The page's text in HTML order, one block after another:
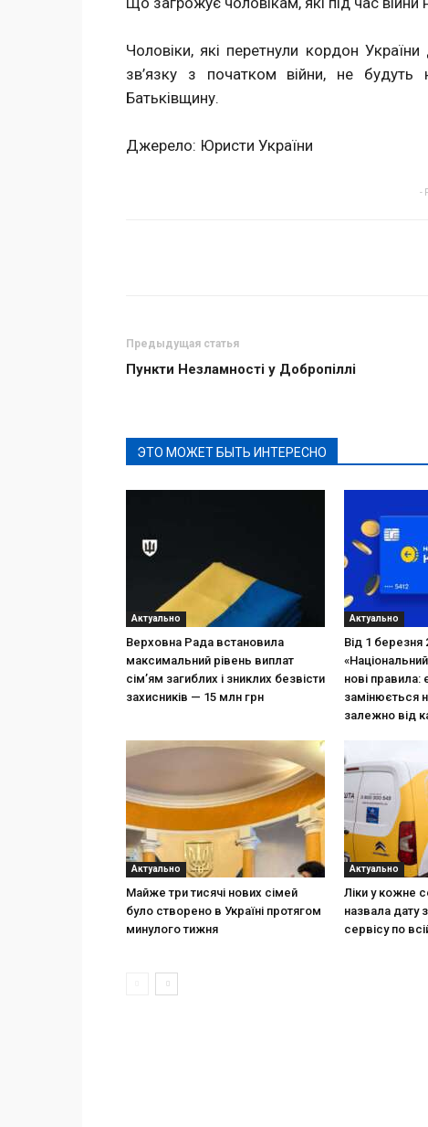
Чоловіки, які перетнули кордон
зв’язку з початком війни, не будуть
Батьківщину.
Джерело: Юристи України
-
Предыдущая статья
Пункти Незламності у Добропіллі
ЭТО МОЖЕТ БЫТЬ ИНТЕРЕСНО
Актуально
Верховна Рада встановила
максимальний рівень виплат
сім’ям загиблих і зниклих безвісти
захисників — 15 млн грн
Актуально
Від 1 березня
нові правила:
замінюється
залежно від
Актуально
Майже три тисячі нових сімей
було створено в Україні протягом
минулого тижня
Актуально
Ліки у кожне
назвала дату
сервісу по